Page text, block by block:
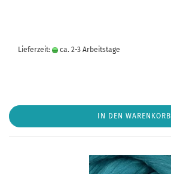
Lieferzeit: ca. 2-3 Arbeitstage
IN DEN WARENKORB